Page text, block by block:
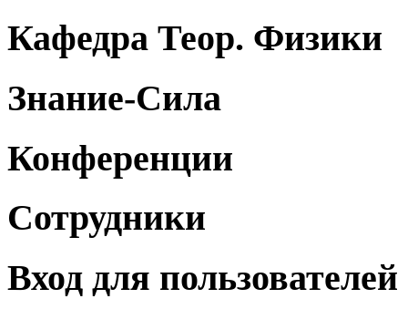
Кафедра Теор. Физики
Знание-Сила
Конференции
Сотрудники
Вход для пользователей